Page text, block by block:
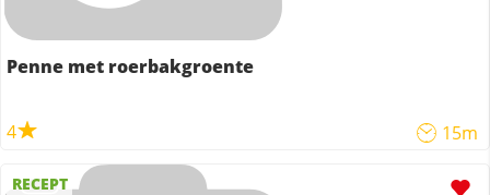
Penne met roerbakgroente
4 15m
RECEPT